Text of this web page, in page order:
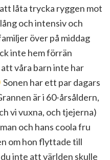
låta trycka ryggen mot
och intensiv och
över på middag
inte hem förrän
våra barn inte har
Sonen har ett par dagars
är i 60-årsåldern,
vi vuxna, och tjejerna)
och hans coola fru
om hon flyttade till
inte att världen skulle